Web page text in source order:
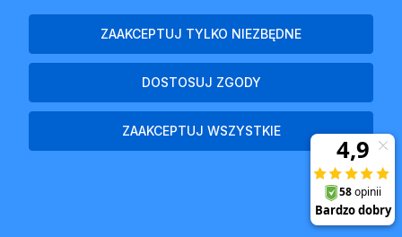
pn.-czw. 08.00-16.00, pt. 08.00-15.00
Kliknij i wyślij do nas maila
POMOC
ZAAKCEPTUJ TYLKO NIEZBĘDNE
DOSTOSUJ ZGODY
ZAAKCEPTUJ WSZYSTKIE